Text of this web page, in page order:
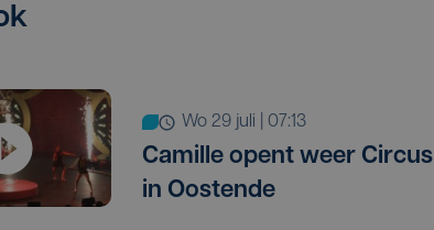
wo 29 juli | 07:13
Camille opent weer Circus
in Oostende